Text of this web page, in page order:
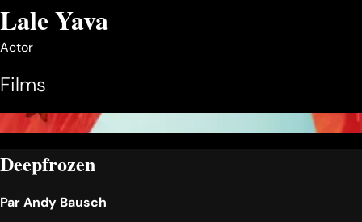
Lale Yava
Actor
Films
Deepfrozen
ParAndy Bausch